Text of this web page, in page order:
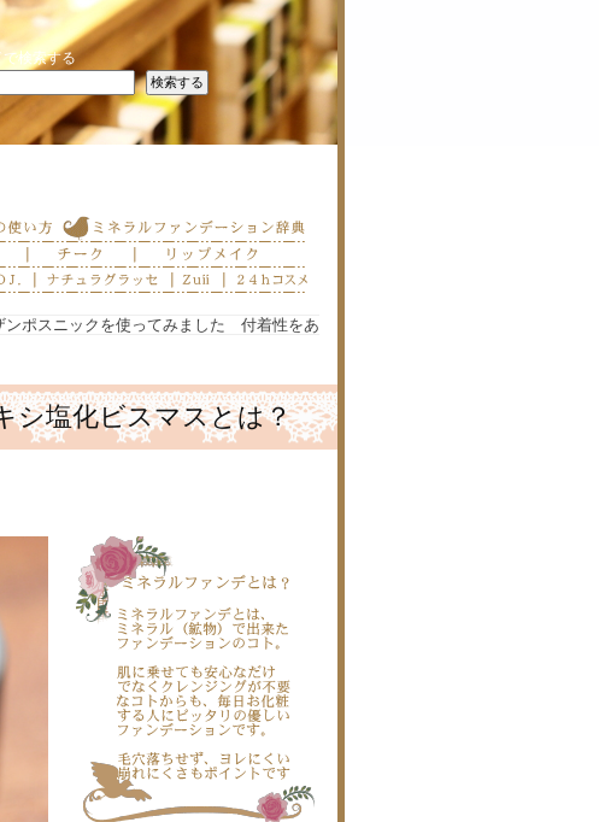
検索する
ンポスニックを使ってみました 付着性をあ
シ塩化ビスマスとは？